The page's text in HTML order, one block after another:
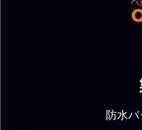
防水